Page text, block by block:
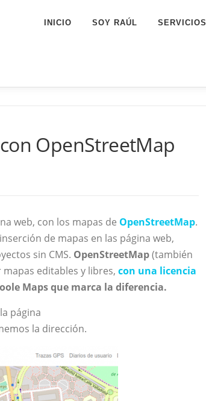
INICIO SOY RAÚL SERVICIOS
OpenStreetMap
web, con los mapas de OpenStreetMap.
de mapas en las página web,
sin CMS. OpenStreetMap(también
editables y libres, con una licencia
Maps que marca la diferencia.
página
la dirección.